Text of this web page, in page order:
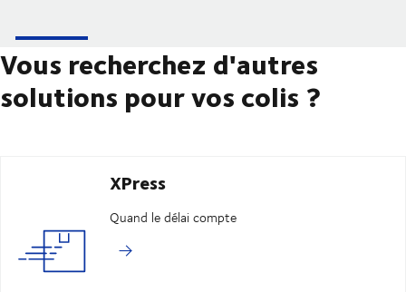
Vous recherchez d'autres
solutions pour vos colis ?
XPress
Quand le délai compte